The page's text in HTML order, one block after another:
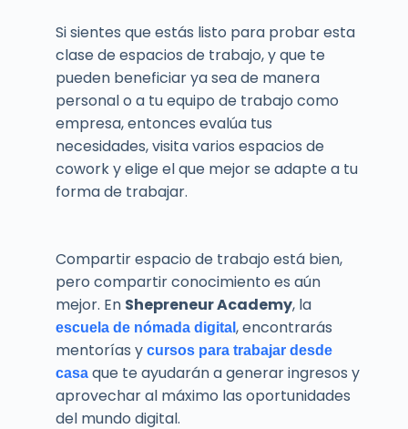
Si sientes que estás listo para probar esta
clase de espacios de trabajo, y que te
pueden beneficiar ya sea de manera
personal o a tu equipo de trabajo como
empresa, entonces evalúa tus
necesidades, visita varios espacios de
cowork y elige el que mejor se adapte a tu
forma de trabajar.
Compartir espacio de trabajo está bien,
pero compartir conocimiento es aún
mejor. En Shepreneur Academy, la
escuela de nómada digital , encontrarás
mentorías y cursos para trabajar desde
casaque te ayudarán a generar ingresos y
aprovechar al máximo las oportunidades
del mundo digital.